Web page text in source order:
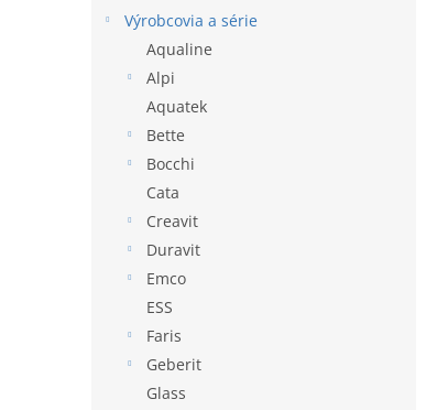
Výrobcovia a série
Aqualine
Alpi
Aquatek
Bette
Bocchi
Cata
Creavit
Duravit
Emco
ESS
Faris
Geberit
Glass